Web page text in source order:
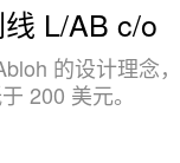
L/AB c/o
的设计理念，
200 美元。